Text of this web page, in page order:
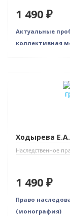
1 490 ₽
Актуальные
коллективная
Ходырева Е.А.
Наследственное
1 490 ₽
Право
(монография)